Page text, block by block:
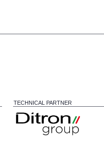
TECHNICAL PARTNER